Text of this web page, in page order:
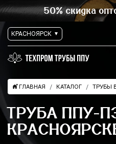
50% скидка
КРАСНОЯРСК
ГЛАВНАЯ КАТАЛОГ ТРУБЫ
ТРУБА ППУ-